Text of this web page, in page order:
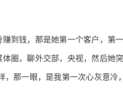
到钱，那是她第一个客户，第
圈，聊外交部，央视，然后她
那一眼，是我第一次心灰意冷